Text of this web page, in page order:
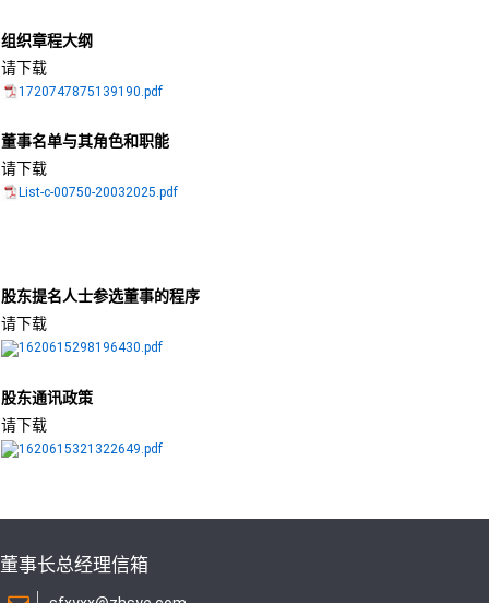
组织章程大纲
请下载
1720747875139190.pdf
董事名单与其角色和职能
请下载
List-c-00750-20032025.pdf
股东提名人士参选董事的程序
请下载
1620615298196430.pdf
股东通讯政策
请下载
1620615321322649.pdf
董事长总经理信箱